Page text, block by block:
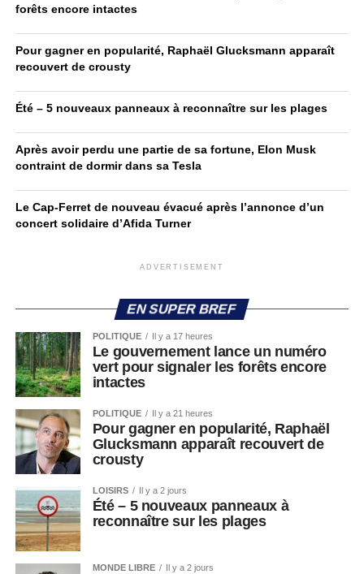
forêts encore intactes
Pour gagner en popularité, Raphaël Glucksmann apparaît
recouvert de crousty
Été – 5 nouveaux panneaux à reconnaître sur les plages
Après avoir perdu une partie de sa fortune, Elon Musk
contraint de dormir dans sa Tesla
Le Cap-Ferret de nouveau évacué après l’annonce d’un
concert solidaire d’Afida Turner
ADVERTISEMENT
EN SUPER BREF
POLITIQUE Il y a 17 heures
Le gouvernement lance un numéro
vert pour signaler les forêts encore
intactes
POLITIQUE Il y a 21 heures
Pour gagner en popularité, Raphaël
Glucksmann apparaît recouvert de
crousty
LOISIRS Il y a 2 jours
Été – 5 nouveaux panneaux à
reconnaître sur les plages
MONDE LIBRE Il y a 2 jours